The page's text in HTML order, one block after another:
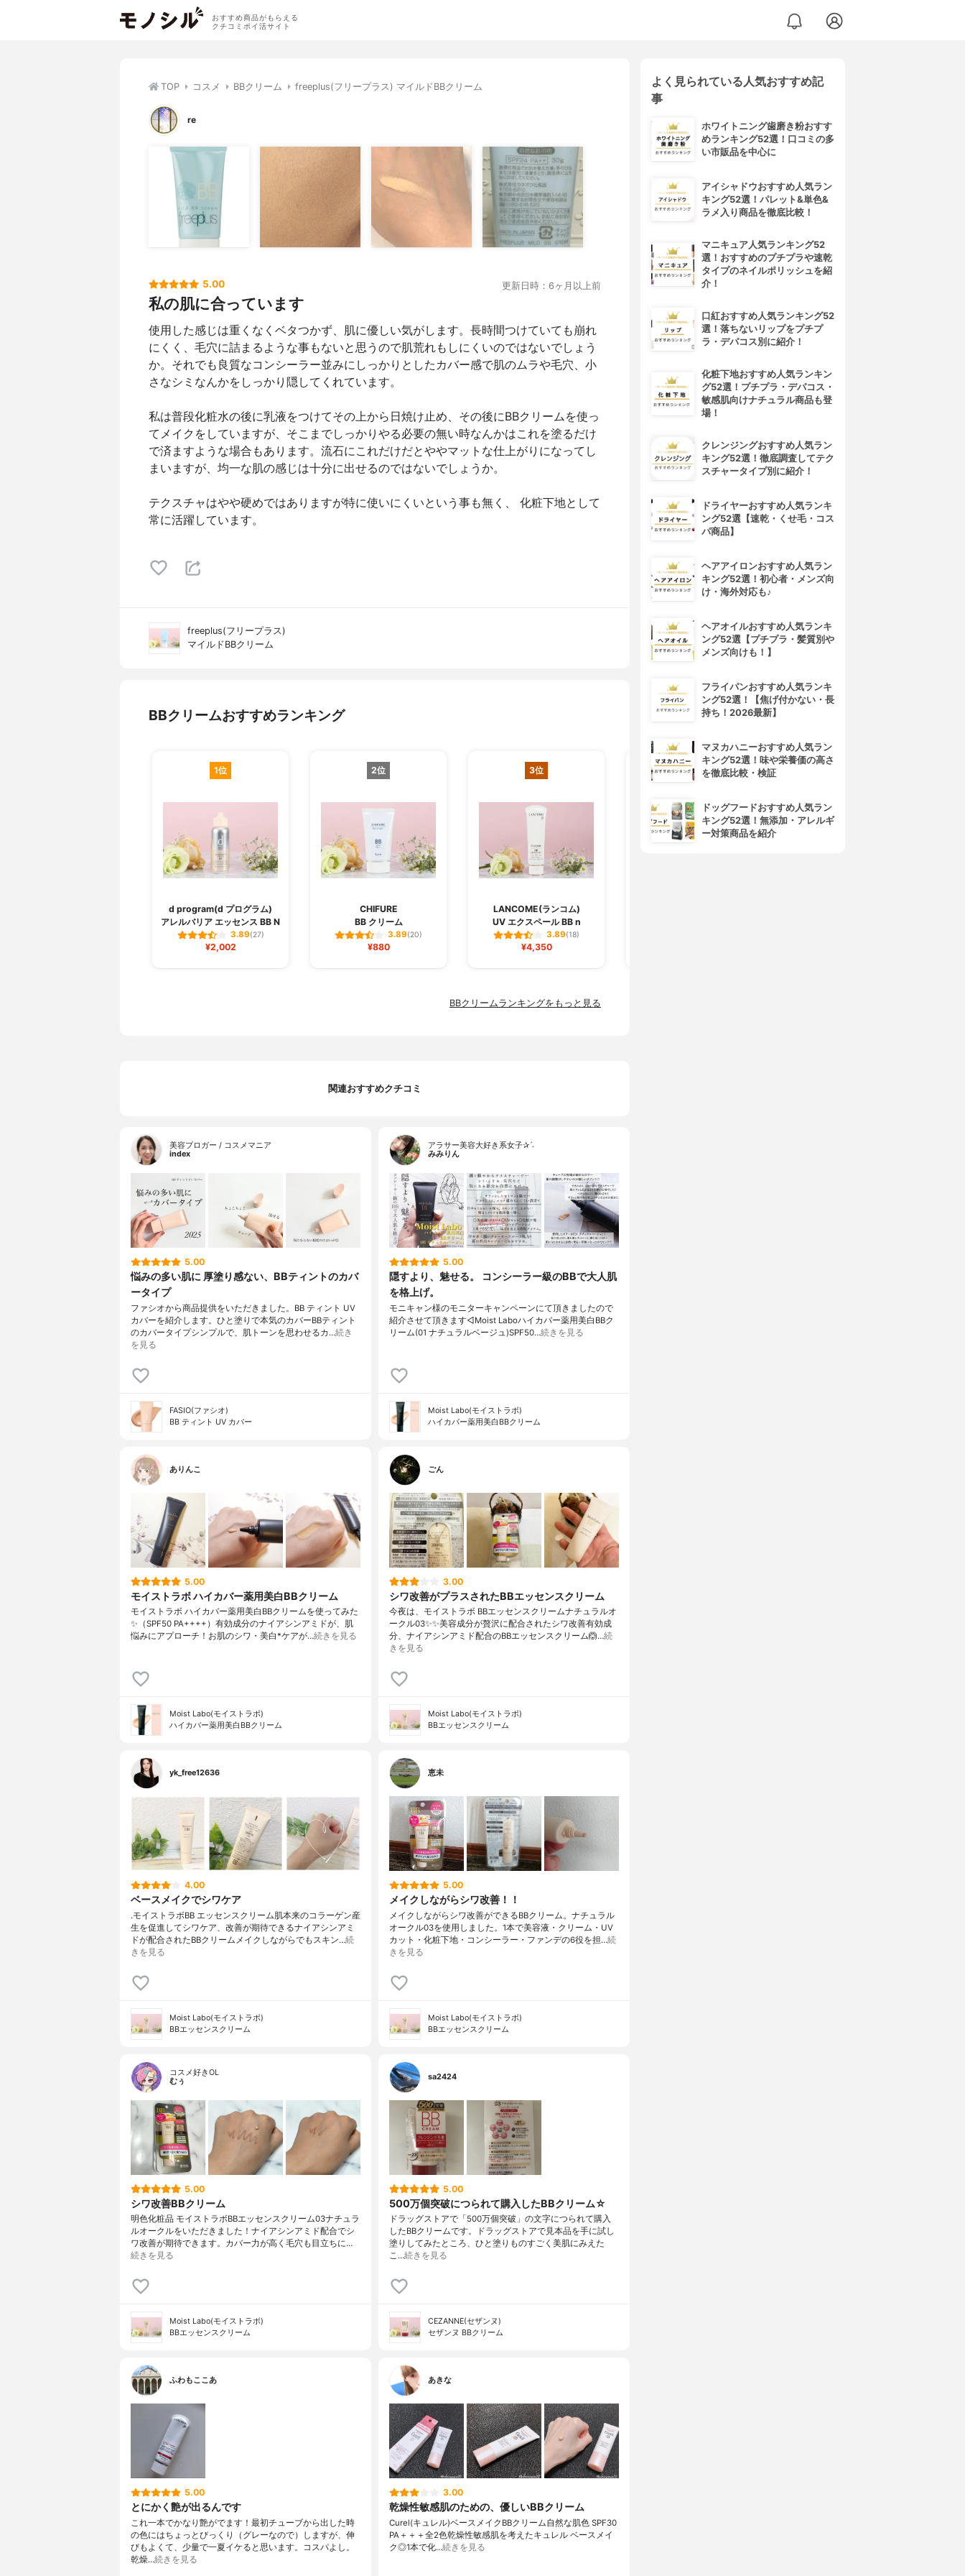
おすすめ商品がもらえる
クチコミポイ活サイト
TOP コスメ BBクリーム freeplus(フリープラス) マイルドBBクリーム
re
5.00 更新日時：6ヶ月以上前
私の肌に合っています
使用した感じは重くなくベタつかず、肌に優しい気がします。長時間つけていても崩れ
にくく、毛穴に詰まるような事もないと思うので肌荒れもしにくいのではないでしょう
か。それでも良質なコンシーラー並みにしっかりとしたカバー感で肌のムラや毛穴、小
さなシミなんかをしっかり隠してくれています。
私は普段化粧水の後に乳液をつけてその上から日焼け止め、その後にBBクリームを使っ
てメイクをしていますが、そこまでしっかりやる必要の無い時なんかはこれを塗るだけ
で済ますような場合もあります。流石にこれだけだとややマットな仕上がりになってし
まいますが、均一な肌の感じは十分に出せるのではないでしょうか。
テクスチャはやや硬めではありますが特に使いにくいという事も無く、 化粧下地として
常に活躍しています。
freeplus(フリープラス)
マイルドBBクリーム
BBクリームおすすめランキング
1位
d program(d プログラム)
アレルバリア エッセンス BB N
3.89(27)
¥2,002
2位
CHIFURE
BB クリーム
3.89(20)
¥880
3位
LANCOME(ランコム)
UV エクスペール BB n
3.89(18)
¥4,350
4位
BBクリームランキングをもっと見る
関連おすすめクチコミ
美容ブロガー / コスメマニア
index
5.00
悩みの多い肌に 厚塗り感ない、BBティントのカバ
ータイプ
ファシオから商品提供をいただきました。BB ティント UV
カバーを紹介します。ひと塗りで本気のカバーBBティント
のカバータイプシンプルで、肌トーンを思わせるカ…続き
を見る
FASIO(ファシオ)
BB ティント UV カバー
アラサー美容大好き系女子✰ˊ˗
みみりん
5.00
隠すより、魅せる。 コンシーラー級のBBで大人肌
を格上げ。
モニキャン様のモニターキャンペーンにて頂きましたので
紹介させて頂きます◁Moist Laboハイカバー薬用美白BBク
リーム(01 ナチュラルベージュ)SPF50…続きを見る
Moist Labo(モイストラボ)
ハイカバー薬用美白BBクリーム
ありんこ
5.00
モイストラボ ハイカバー薬用美白BBクリーム
モイストラボ ハイカバー薬用美白BBクリームを使ってみた
✨（SPF50 PA++++）有効成分のナイアシンアミドが、肌
悩みにアプローチ！お肌のシワ・美白*ケアが…続きを見る
Moist Labo(モイストラボ)
ハイカバー薬用美白BBクリーム
ごん
3.00
シワ改善がプラスされたBBエッセンスクリーム
今夜は、モイストラボ BBエッセンスクリームナチュラルオ
ークル03✨✨美容成分が贅沢に配合されたシワ改善有効成
分、ナイアシンアミド配合のBBエッセンスクリーム🙆…続
きを見る
Moist Labo(モイストラボ)
BBエッセンスクリーム
yk_free12636
4.00
ベースメイクでシワケア
.モイストラボBB エッセンスクリーム肌本来のコラーゲン産
生を促進してシワケア、改善が期待できるナイアシンアミ
ドが配合されたBBクリームメイクしながらでもスキン…続
きを見る
Moist Labo(モイストラボ)
BBエッセンスクリーム
恵未
5.00
メイクしながらシワ改善！！
メイクしながらシワ改善ができるBBクリーム。ナチュラル
オークル03を使用しました。1本で美容液・クリーム・UV
カット・化粧下地・コンシーラー・ファンデの6役を担…続
きを見る
Moist Labo(モイストラボ)
BBエッセンスクリーム
コスメ好きOL
むぅ
5.00
シワ改善BBクリーム
明色化粧品 モイストラボBBエッセンスクリーム03ナチュラ
ルオークルをいただきました！ナイアシンアミド配合でシ
ワ改善が期待できます。カバー力が高く毛穴も目立ちに…
続きを見る
Moist Labo(モイストラボ)
BBエッセンスクリーム
sa2424
5.00
500万個突破につられて購入したBBクリーム☆
ドラッグストアで「500万個突破」の文字につられて購入
したBBクリームです。ドラッグストアで見本品を手に試し
塗りしてみたところ、ひと塗りものすごく美肌にみえた
こ…続きを見る
CEZANNE(セザンヌ)
セザンヌ BBクリーム
ふわもここあ
5.00
とにかく艶が出るんです
これ一本でかなり艶がでます！最初チューブから出した時
の色にはちょっとびっくり（グレーなので）しますが、伸
びもよくて、少量で一夏イケると思います。コスパよし。
乾燥…続きを見る
あきな
3.00
乾燥性敏感肌のための、優しいBBクリーム
Curel(キュレル) ベースメイクBBクリーム 自然な肌色 SPF30
PA＋＋＋ 全2色 乾燥性敏感肌を考えた キュレル ベースメイ
ク ◎1本で 化…続きを見る
よく見られている人気おすすめ記
事
ホワイトニング歯磨き粉おすす
めランキング52選！口コミの多
い市販品を中心に
アイシャドウおすすめ人気ラン
キング52選！パレット&単色&
ラメ入り商品を徹底比較！
マニキュア人気ランキング52
選！おすすめのプチプラや速乾
タイプのネイルポリッシュを紹
介！
口紅おすすめ人気ランキング52
選！落ちないリップをプチプ
ラ・デパコス別に紹介！
化粧下地おすすめ人気ランキン
グ52選！プチプラ・デパコス・
敏感肌向けナチュラル商品も登
場！
クレンジングおすすめ人気ラン
キング52選！徹底調査してテク
スチャータイプ別に紹介！
ドライヤーおすすめ人気ランキ
ング52選【速乾・くせ毛・コス
パ商品】
ヘアアイロンおすすめ人気ラン
キング52選！初心者・メンズ向
け・海外対応も♪
ヘアオイルおすすめ人気ランキ
ング52選【プチプラ・髪質別や
メンズ向けも！】
フライパンおすすめ人気ランキ
ング52選！【焦げ付かない・長
持ち！2026最新】
マヌカハニーおすすめ人気ラン
キング52選！味や栄養価の高さ
を徹底比較・検証
ドッグフードおすすめ人気ラン
キング52選！無添加・アレルギ
ー対策商品を紹介